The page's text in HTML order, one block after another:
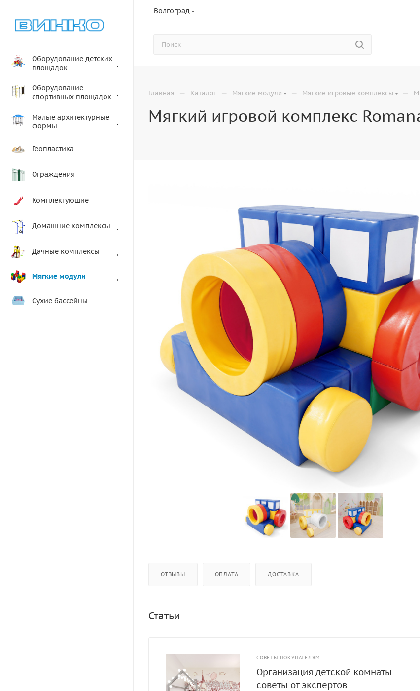
Волгоград
Оборудование детских
площадок
Оборудование
спортивных площадок
Малые архитектурные
формы
Геопластика
Ограждения
Комплектующие
Домашние комплексы
Дачные комплексы
Мягкие модули
Сухие бассейны
Главная — Каталог — Мягкие модули — Мягкие игровые комплексы —
Мягкий игровой комплекс
ОТЗЫВЫ ОПЛАТА ДОСТАВКА
Статьи
СОВЕТЫ ПОКУПАТЕЛЯМ
Организация детской комнаты –
советы от экспертов